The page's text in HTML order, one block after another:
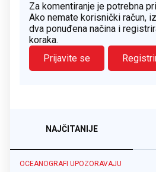
Za komentiranje je potrebna
Ako nemate korisnički račun,
dva ponuđena načina i
koraka.
Prijavite se
NAJČITANIJE
OCEANOGRAFI UPOZORAVAJU